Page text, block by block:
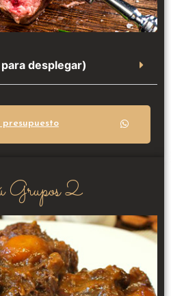
desplegar)
2